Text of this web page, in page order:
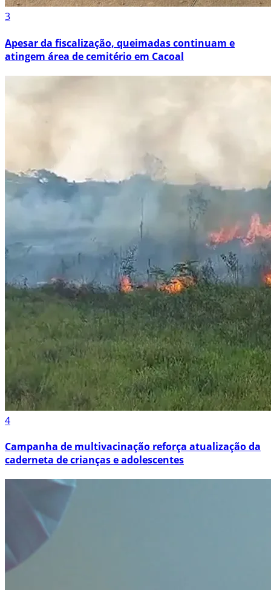
3
Apesar da fiscalização, queimadas continuam e
atingem área de cemitério em Cacoal
4
Campanha de multivacinação reforça atualização da
caderneta de crianças e adolescentes